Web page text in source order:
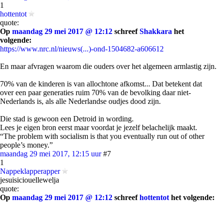
1
hottentot
quote:
Op maandag 29 mei 2017 @ 12:12 schreefShakkara het
volgende:
https://www.nrc.nl/nieuws(...)-ond-1504682-a606612
En maar afvragen waarom die ouders over het algemeen armlastig zijn.
70% van de kinderen is van allochtone afkomst... Dat betekent dat
over een paar generaties ruim 70% van de bevolking daar niet-
Nederlands is, als alle Nederlandse oudjes dood zijn.
Die stad is gewoon een Detroid in wording.
Lees je eigen bron eerst maar voordat je jezelf belachelijk maakt.
“The problem with socialism is that you eventually run out of other
people’s money.”
maandag 29 mei 2017, 12:15 uur #7
1
Nappeklapperapper
jesuisiciouellewelja
quote:
Op maandag 29 mei 2017 @ 12:12 schreefhottentot het volgende: